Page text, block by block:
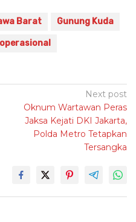
Barat Gunung Kuda
Next post
Oknum Wartawan Peras
Jaksa Kejati DKI Jakarta,
Polda Metro Tetapkan
Tersangka